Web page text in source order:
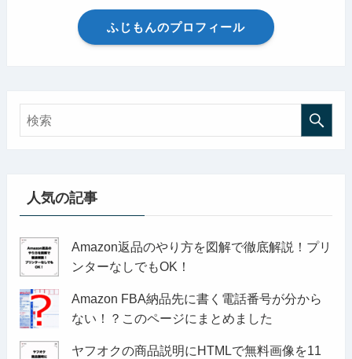
ふじもんのプロフィール
人気の記事
Amazon返品のやり方を図解で徹底解説！プリ
ンターなしでもOK！
Amazon FBA納品先に書く電話番号が分から
ない！？このページにまとめました
ヤフオクの商品説明にHTMLで無料画像を11